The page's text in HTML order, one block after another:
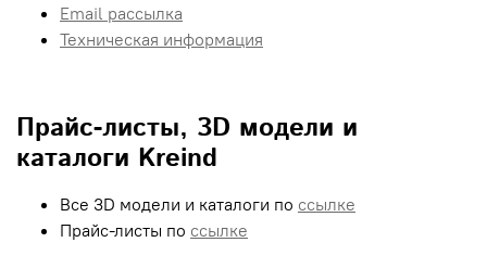
Email рассылка
Техническая информация
Прайс-листы, 3D модели и
каталоги Kreind
Все 3D модели и каталоги по ссылке
Прайс-листы по ссылке